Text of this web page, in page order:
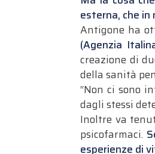
esterna, che
Antigone ha
(Agenzia
creazione di
della sanità
“Non ci sono
dagli stessi
Inoltre va
psicofarmaci.
esperienze di